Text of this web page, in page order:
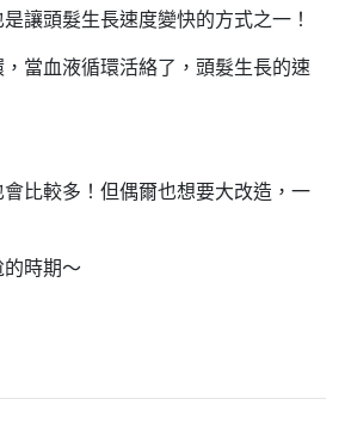
讓頭髮生長速度變快的方式之一！
，當血液循環活絡了，頭髮生長的速
比較多！但偶爾也想要大改造，一
的時期～